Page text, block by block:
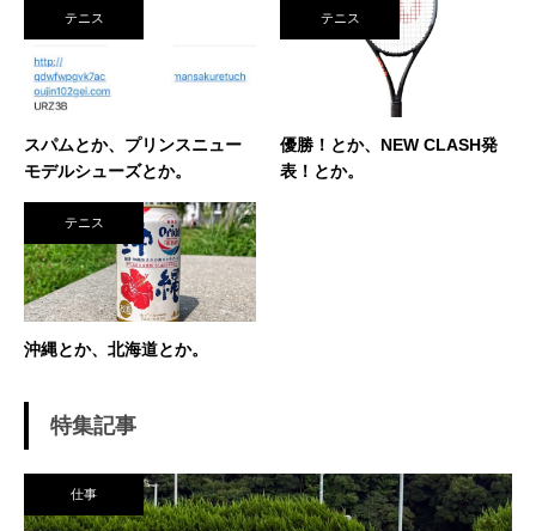
素振りをした途端に、先輩に「センスなし」か
ら一刀両断。（笑） そんなテニスとの出会い
が、今に至り、テニスで生きているという不思
議な人生。 テニスを軸にたくさん勉強させても
らったことを駆使して、 テニス業界、スポーツ
ビジネス界で生きている今現在。 座右の銘は
「努力に勝る天才なし」 セミナー講師や研修も
テニス
スパムとか、プリンスニュー
モデルシューズとか。
テニス
優勝！とか、NEW CLASH発
表！とか。
テニス
沖縄とか、北海道とか。
特集記事
仕事